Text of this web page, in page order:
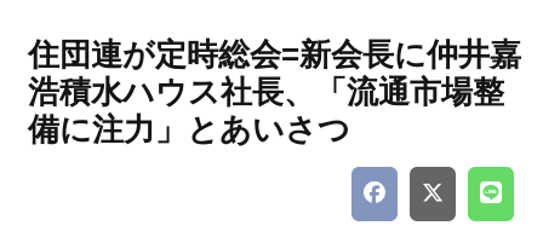
住団連が定時総会=新会長に仲井嘉
浩積水ハウス社長、「流通市場整
備に注力」とあいさつ